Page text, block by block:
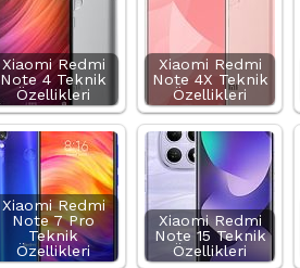
Xiaomi Redmi
Note 4 Teknik
Özellikleri
Xiaomi Redmi
Note 4X Teknik
Özellikleri
Xiaomi Redmi
Note 7 Pro
Teknik
Özellikleri
Xiaomi Redmi
Note 15 Teknik
Özellikleri